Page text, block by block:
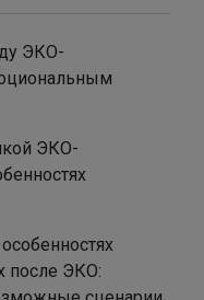
ЭКО-
ЭКО-
после ЭКО: